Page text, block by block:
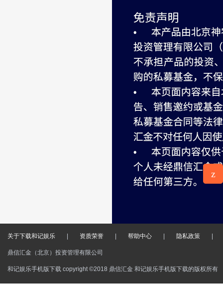
关于下载和记娱乐 | 资质荣誉 | 帮助中心 | 隐私政策 |
鼎信汇金（北京）投资管理有限公司
和记娱乐手机版下载 copyright ©2018 鼎信汇金 和记娱乐手机版下载的版权所有
z